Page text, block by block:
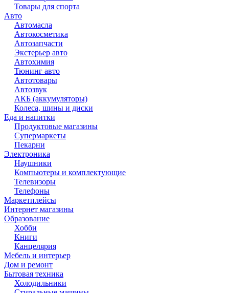
Товары для спорта
Авто
Автомасла
Автокосметика
Автозапчасти
Экстерьер авто
Автохимия
Тюнинг авто
Автотовары
Автозвук
АКБ (аккумуляторы)
Колеса, шины и диски
Еда и напитки
Продуктовые магазины
Супермаркеты
Пекарни
Электроника
Наушники
Компьютеры и комплектующие
Телевизоры
Телефоны
Маркетплейсы
Интернет магазины
Образование
Хобби
Книги
Канцелярия
Мебель и интерьер
Дом и ремонт
Бытовая техника
Холодильники